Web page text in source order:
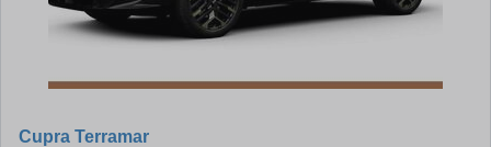
Cupra Terramar